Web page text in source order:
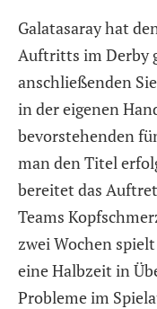
Galatasaray hat
Auftritts im Derby
anschließenden
in der eigenen
bevorstehenden
man den Titel
bereitet das
Teams
zwei Wochen
eine Halbzeit in
Probleme im